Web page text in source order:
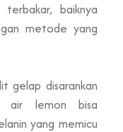
baiknya
metode yang
gelap disarankan
air lemon bisa
yang memicu